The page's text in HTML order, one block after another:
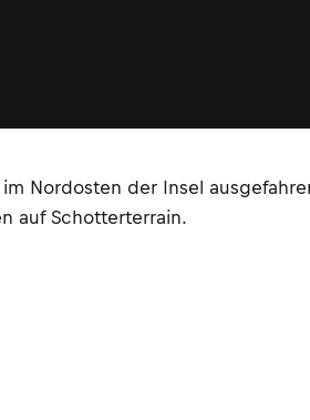
Nordosten der Insel
auf Schotterterrain.